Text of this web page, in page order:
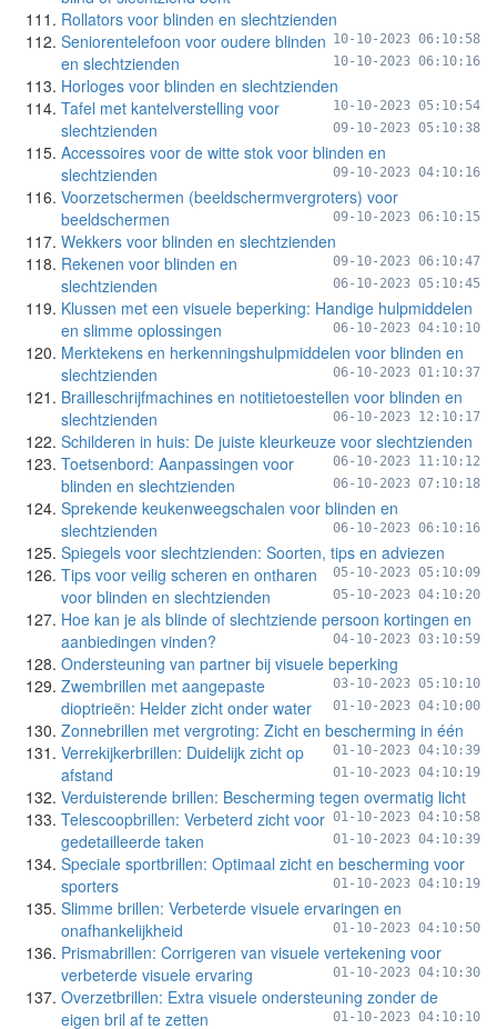
Rollators voor blinden en slechtzienden
10-10-2023 06:10:58
Seniorentelefoon voor oudere blinden
en slechtzienden
10-10-2023 06:10:16
Horloges voor blinden en slechtzienden
10-10-2023 05:10:54
Tafel met kantelverstelling voor
slechtzienden
09-10-2023 05:10:38
Accessoires voor de witte stok voor blinden en
slechtzienden
09-10-2023 04:10:16
Voorzetschermen (beeldschermvergroters) voor
beeldschermen
09-10-2023 06:10:15
Wekkers voor blinden en slechtzienden
09-10-2023 06:10:47
Rekenen voor blinden en
slechtzienden
06-10-2023 05:10:45
Klussen met een visuele beperking: Handige hulpmiddelen
en slimme oplossingen
06-10-2023 04:10:10
Merktekens en herkenningshulpmiddelen voor blinden en
slechtzienden
06-10-2023 01:10:37
Brailleschrijfmachines en notitietoestellen voor blinden en
slechtzienden
06-10-2023 12:10:17
Schilderen in huis: De juiste kleurkeuze voor slechtzienden
06-10-2023 11:10:12
Toetsenbord: Aanpassingen voor
blinden en slechtzienden
06-10-2023 07:10:18
Sprekende keukenweegschalen voor blinden en
slechtzienden
06-10-2023 06:10:16
Spiegels voor slechtzienden: Soorten, tips en adviezen
05-10-2023 05:10:09
Tips voor veilig scheren en ontharen
voor blinden en slechtzienden
05-10-2023 04:10:20
Hoe kan je als blinde of slechtziende persoon kortingen en
aanbiedingen vinden?
04-10-2023 03:10:59
Ondersteuning van partner bij visuele beperking
03-10-2023 05:10:10
Zwembrillen met aangepaste
dioptrieën: Helder zicht onder water
01-10-2023 04:10:00
Zonnebrillen met vergroting: Zicht en bescherming in één
01-10-2023 04:10:39
Verrekijkerbrillen: Duidelijk zicht op
afstand
01-10-2023 04:10:19
Verduisterende brillen: Bescherming tegen overmatig licht
01-10-2023 04:10:58
Telescoopbrillen: Verbeterd zicht voor
gedetailleerde taken
01-10-2023 04:10:39
Speciale sportbrillen: Optimaal zicht en bescherming voor
sporters
01-10-2023 04:10:19
Slimme brillen: Verbeterde visuele ervaringen en
onafhankelijkheid
01-10-2023 04:10:50
Prismabrillen: Corrigeren van visuele vertekening voor
verbeterde visuele ervaring
01-10-2023 04:10:30
Overzetbrillen: Extra visuele ondersteuning zonder de
eigen bril af te zetten
01-10-2023 04:10:10